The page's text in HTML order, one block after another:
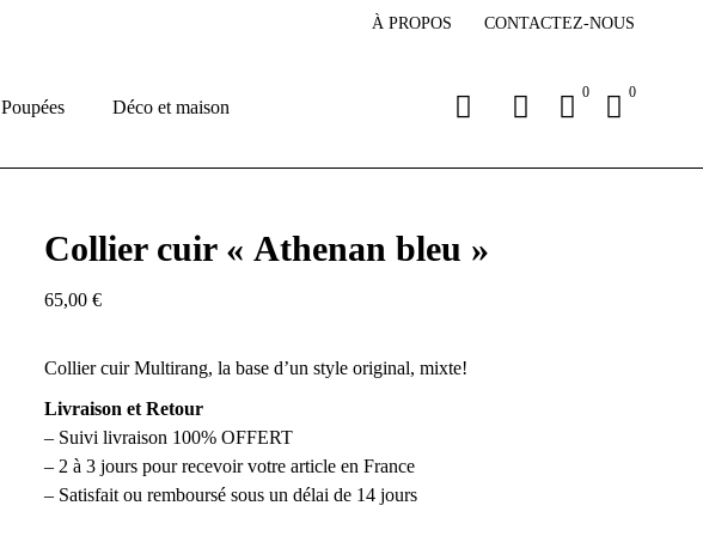
À PROPOS CONTACTEZ-NOUS
Poupées Déco et maison
0 0
Collier cuir « Athenan bleu »
65,00 €
Collier cuir Multirang, la base d’un style original, mixte!
Livraison et Retour
– Suivi livraison 100% OFFERT
– 2 à 3 jours pour recevoir votre article en France
– Satisfait ou remboursé sous un délai de 14 jours